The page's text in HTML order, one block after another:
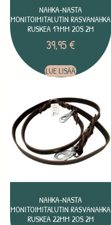
NAHKA-NASTA
MONITOIMITALUTIN RASVANAHKA
RUSKEA 17MM 2OS 2M
39,95€
LUE LISÄÄ
NAHKA-NASTA
MONITOIMITALUTIN RASVANAHKA
RUSKEA 22MM 2OS 2M